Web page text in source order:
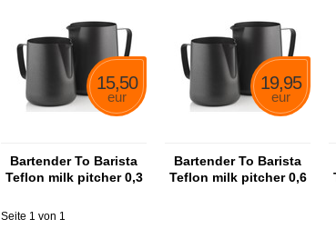
15,50
eur
Bartender To Barista
Teflon milk pitcher 0,3
19,95
eur
Bartender To Barista
Teflon milk pitcher 0,6
Seite 1 von 1